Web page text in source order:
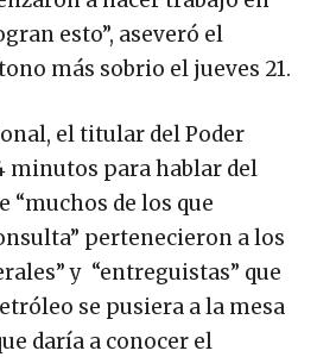
esto”, aseveró el
más sobrio el jueves 21.
el titular del Poder
minutos para hablar del
“muchos de los que
pertenecieron a los
y “entreguistas” que
se pusiera a la mesa
daría a conocer el